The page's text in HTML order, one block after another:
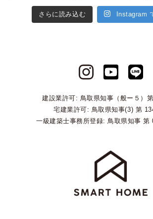
さらに読み込む Instagram
建設業許可: 鳥取県知事（般ー５）
宅建業許可: 鳥取県知事(3) 第
一級建築士事務所登録: 鳥取県知事 第